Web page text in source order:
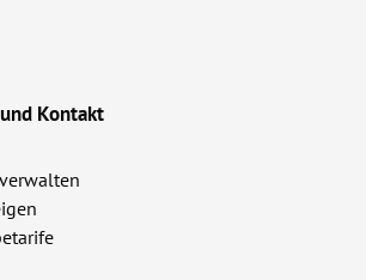
Kontakt